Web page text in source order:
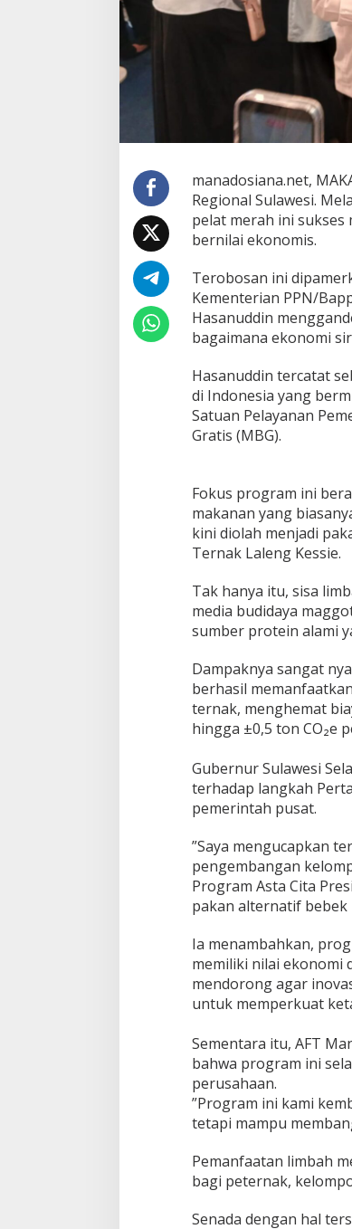
g
a
k
n
e
g
i
z
G
r
a
t
i
J
d
P
n
B
e
b
d
i
M
r
o
s
manadosiana.net,
Regional Sulawesi.
pelat merah ini
bernilai ekonomis.
​Terobosan ini
Kementerian PPN/
Hasanuddin
bagaimana ekonomi
​Hasanuddin tercatat
di Indonesia yang
Satuan Pelayanan
Gratis (MBG).
​Fokus program ini
makanan yang
kini diolah menjadi
Ternak Laleng Kessie.
​Tak hanya itu, sisa
media budidaya
sumber protein alami
​Dampaknya sangat
berhasil
ternak, menghemat
hingga ±0,5 ton CO₂e
​Gubernur Sulawesi
terhadap langkah
pemerintah pusat.
​”Saya mengucapkan
pengembangan
Program Asta Cita
pakan alternatif bebek
​Ia menambahkan,
memiliki nilai ekonomi
mendorong agar
untuk memperkuat
​Sementara itu, AFT
bahwa program ini
perusahaan.
​”Program ini kami
tetapi mampu
Pemanfaatan limbah
bagi peternak,
​Senada dengan hal